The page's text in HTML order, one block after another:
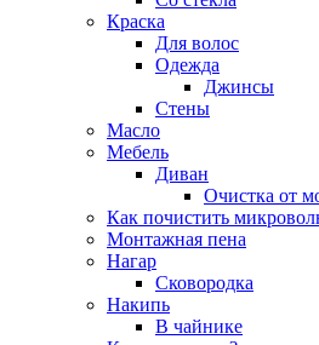
Краска
Для волос
Одежда
Джинсы
Стены
Масло
Мебель
Диван
Очистка от
Как почистить
Монтажная пена
Нагар
Сковородка
Накипь
В чайнике